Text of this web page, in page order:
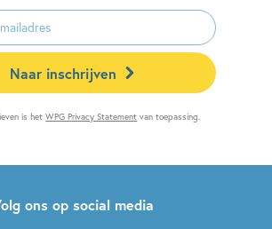
Naar inschrijven
is hetWPG Privacy Statement van toepassing.
ons op social media